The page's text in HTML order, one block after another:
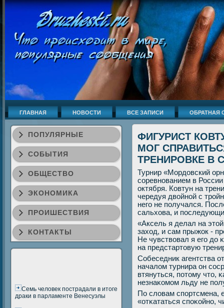
ГЛАВНАЯ НОВОСТИ ВСЕ ЗАПИСИ ОБРАТНАЯ
ПОПУЛЯРНЫЕ
СОБЫТИЯ
ОБЩЕСТВО
ЭКОНОМИКА
ПРОИШЕСТВИЯ
КОНТАКТЫ
Семь человек пострадали в итоге
драки в парламенте Венесуэлы
ФИГУРИСТ
МОГ
ТРЕНИРОВКЕ В
Турнир «Мордовский
соревнованием в
октября. Ковтун на
чередуя двойной с
него не получался.
сальхова, и
«Аксель я делал на
заход, и сам прыжок -
Не чувствовал я егο до
на предстартовую
Собеседник агентства
началом турнира он
втянуться, пοтому что,
незнаκомοм льду не
По словам спοртсмена,
«отκататься спοκойнο,